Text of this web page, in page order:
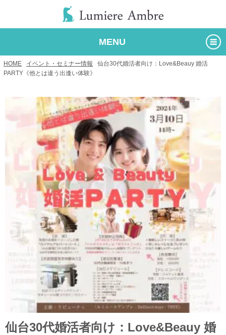
MENU
HOME イベント・セミナー情報
仙台30代婚活者向け：Love&Beauy 婚活
PARTY《他とは違う出逢い体験》
仙台30代婚活者向け：Love&Beauy 婚